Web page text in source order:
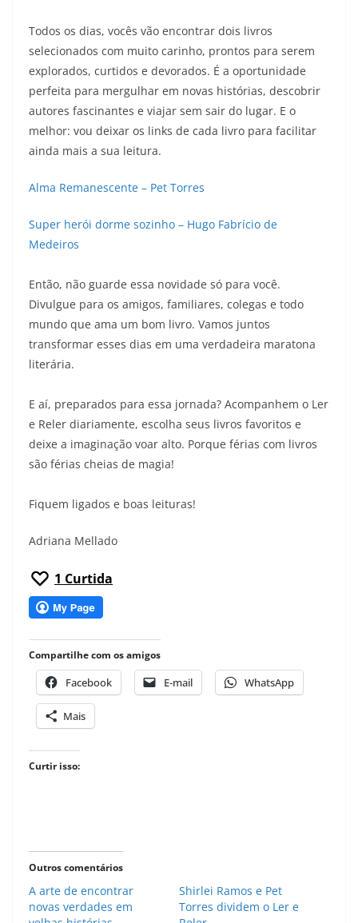
Todos os dias, vocês vão encontrar dois livros
selecionados com muito carinho, prontos para serem
explorados, curtidos e devorados. É a oportunidade
perfeita para mergulhar em novas histórias, descobrir
autores fascinantes e viajar sem sair do lugar. E o
melhor: vou deixar os links de cada livro para facilitar
ainda mais a sua leitura.
Alma Remanescente – Pet Torres
Super herói dorme sozinho – Hugo Fabrício de
Medeiros
Então, não guarde essa novidade só para você.
Divulgue para os amigos, familiares, colegas e todo
mundo que ama um bom livro. Vamos juntos
transformar esses dias em uma verdadeira maratona
literária.
E aí, preparados para essa jornada? Acompanhem o Ler
e Reler diariamente, escolha seus livros favoritos e
deixe a imaginação voar alto. Porque férias com livros
são férias cheias de magia!
Fiquem ligados e boas leituras!
Adriana Mellado
1 Curtida
Compartilhe com os amigos
Facebook E-mail WhatsApp
Mais
Curtir isso:
Outros comentários
A arte de encontrar
novas verdades em
Shirlei Ramos e Pet
Torres dividem o Ler e